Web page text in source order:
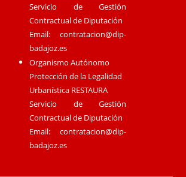
Servicio de Gestión
Contractual de Diputación
Email:contratacion@dip-
badajoz.es
Organismo Autónomo
Protección de la Legalidad
Urbanística RESTAURA
Servicio de Gestión
Contractual de Diputación
Email:contratacion@dip-
badajoz.es